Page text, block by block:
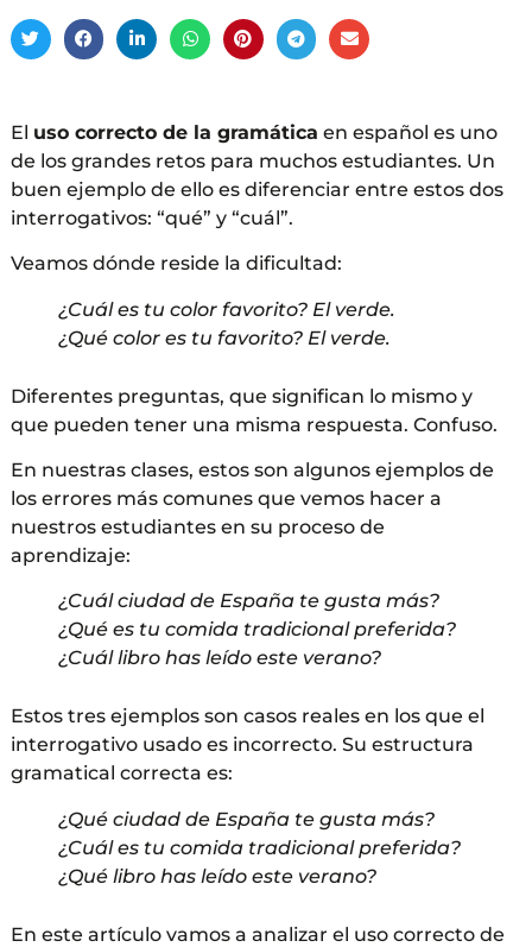
El uso correcto de la gramática en español es uno
de los grandes retos para muchos estudiantes. Un
buen ejemplo de ello es diferenciar entre estos dos
interrogativos: “qué” y “cuál”.
Veamos dónde reside la dificultad:
¿Cuál es tu color favorito? El verde.
¿Qué color es tu favorito? El verde.
Diferentes preguntas, que significan lo mismo y
que pueden tener una misma respuesta. Confuso.
En nuestras clases, estos son algunos ejemplos de
los errores más comunes que vemos hacer a
nuestros estudiantes en su proceso de
aprendizaje:
¿Cuál ciudad de España te gusta más?
¿Qué es tu comida tradicional preferida?
¿Cuál libro has leído este verano?
Estos tres ejemplos son casos reales en los que el
interrogativo usado es incorrecto. Su estructura
gramatical correcta es:
¿Qué ciudad de España te gusta más?
¿Cuál es tu comida tradicional preferida?
¿Qué libro has leído este verano?
En este artículo vamos a analizar el uso correcto de